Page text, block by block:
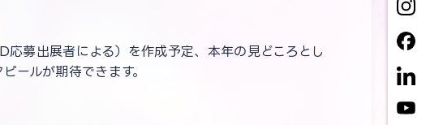
募出展者による）を作成予定、本年の見どころとし
ールが期待できます。